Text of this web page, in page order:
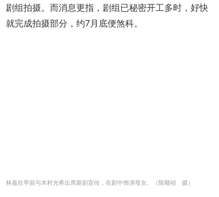
剧组拍摄。而消息更指，剧组已秘密开工多时，好快
就完成拍摄部分，约7月底便煞科。
林嘉欣早前与木村光希出席新剧宣传，在剧中饰演母女。（陈顺祯 摄）